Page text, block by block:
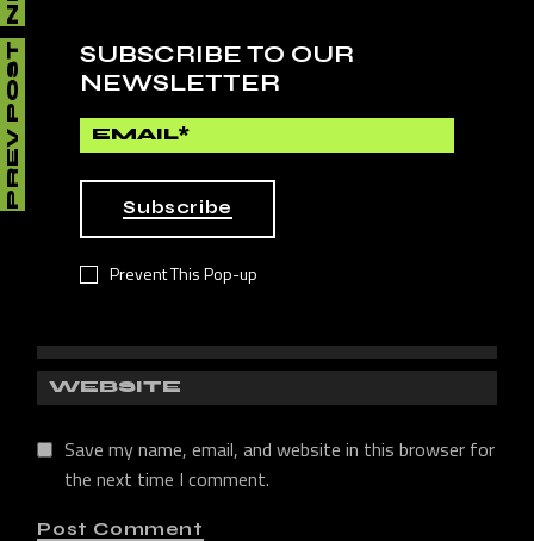
SUBSCRIBE TO OUR
NEWSLETTER
Subscribe
Prevent This Pop-up
PREV POST Your email address will not be published.
are marked*
Save my name, email, and website in this browser for
the next time I comment.
Post Comment